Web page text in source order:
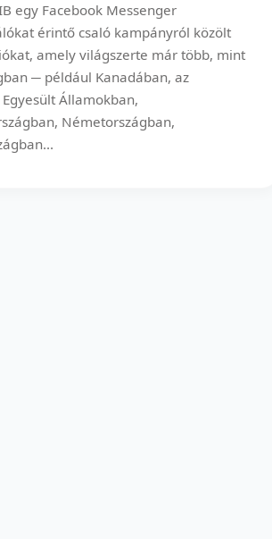
egy Facebook Messenger
érintő csaló kampányról közölt
amely világszerte már több, mint
─ például Kanadában, az
Államokban,
Németországban,